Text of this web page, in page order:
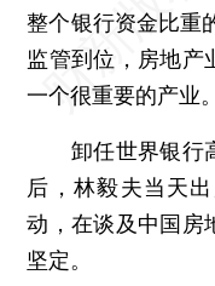
整个银行资金比重
监管到位，房地产
一个很重要的产业
卸任世界银行高
后，林毅夫当天
动，在谈及中国房
坚定。